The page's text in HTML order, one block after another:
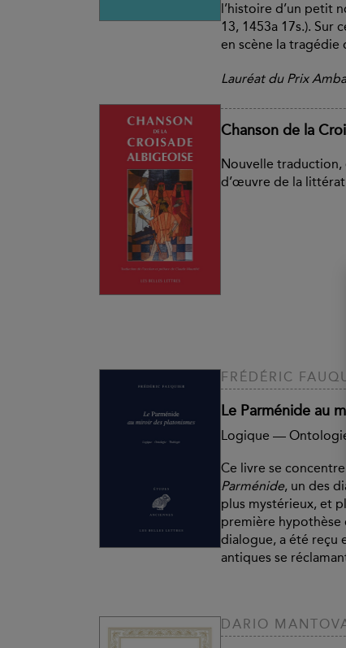
l’histoire d’un petit
13, 1453a 17s.). Sur
en scène la tragédie
Lauréat du Prix
Chanson de la
Nouvelle traduction,
d’œuvre de la
FRÉDÉRIC
Le Parménide au
Logique —
Ce livre se
Parménide, un des
plus mystérieux, et
première hypothèse
dialogue, a été reçu
antiques se
DARIO